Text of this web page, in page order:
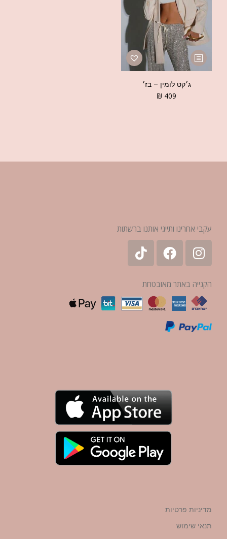
ג׳קט לומין – בז׳
₪ 409
עקבי אחרינו ותייגי אותנו ברשתות
הקנייה באתר מאובטחת
מדיניות פרטיות
תנאי שימוש